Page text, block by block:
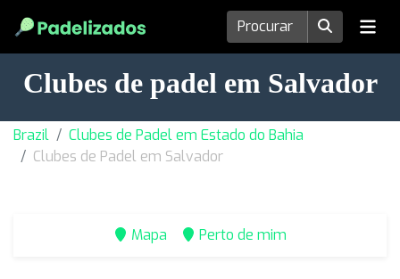
Clubes de padel em Salvador
Brazil
Clubes de Padel em Estado do Bahia
Clubes de Padel em Salvador
Mapa Perto de mim